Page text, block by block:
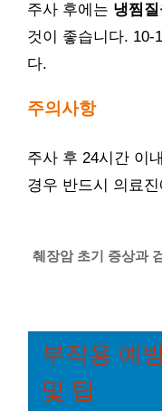
주사 후에는 냉찜
것이 좋습니다. 10-
다.
주의사항
주사 후 24시간 이
경우 반드시 의료
췌장암 초기 증상과
부작용 예
및 팁